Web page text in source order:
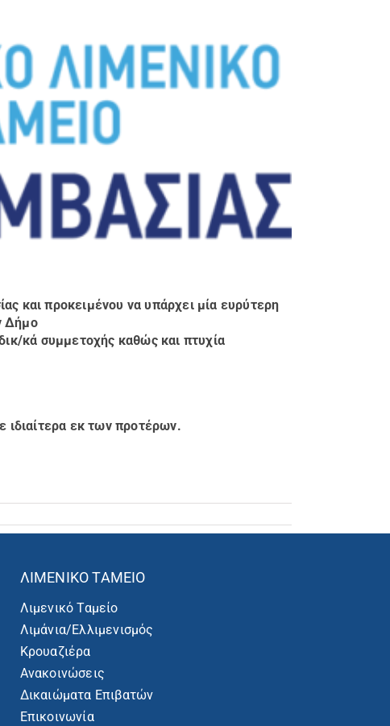
και προκειμένου να υπάρχει μία ευρύτερη
Δήμο
κά συμμετοχής καθώς και πτυχία
ιδιαίτερα εκ των προτέρων.
ΛΙΜΕΝΙΚΌ ΤΑΜΕΊΟ
Λιμενικό Ταμείο
Λιμάνια/Ελλιμενισμός
Κρουαζιέρα
Ανακοινώσεις
Δικαιώματα Επιβατών
Επικοινωνία